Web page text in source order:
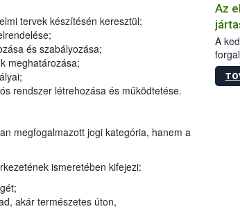
tervek készítésén keresztül;
és szabályozása;
meghatározása;
rendszer létrehozása és működtetése.
megfogalmazott jogi kategória, hanem a
ismeretében kifejezi:
akár természetes úton,
Az
A